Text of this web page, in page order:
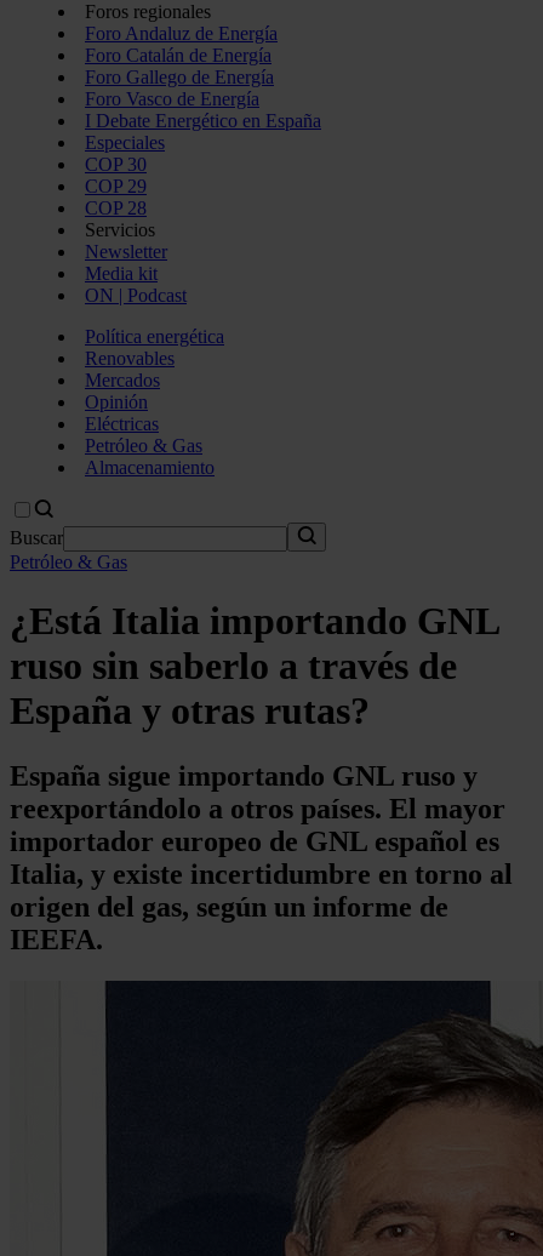
Foros regionales
Foro Andaluz de Energía
Foro Catalán de Energía
Foro Gallego de Energía
Foro Vasco de Energía
I Debate Energético en España
Especiales
COP 30
COP 29
COP 28
Servicios
Newsletter
Media kit
ON | Podcast
Política energética
Renovables
Mercados
Opinión
Eléctricas
Petróleo & Gas
Almacenamiento
Buscar
Petróleo & Gas
¿Está Italia importando GNL
ruso sin saberlo a través de
España y otras rutas?
España sigue importando GNL ruso y
reexportándolo a otros países. El mayor
importador europeo de GNL español es
Italia, y existe incertidumbre en torno al
origen del gas, según un informe de
IEEFA.